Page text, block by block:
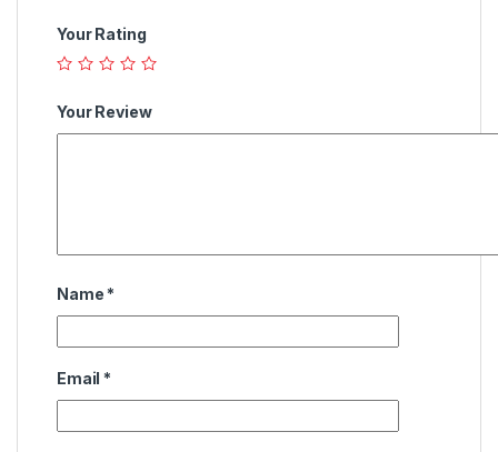
Your Rating
Your Review
Name *
Email *